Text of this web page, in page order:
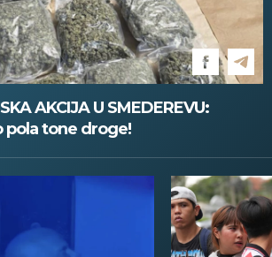
AKCIJA U SMEDEREVU:
pola tone droge!